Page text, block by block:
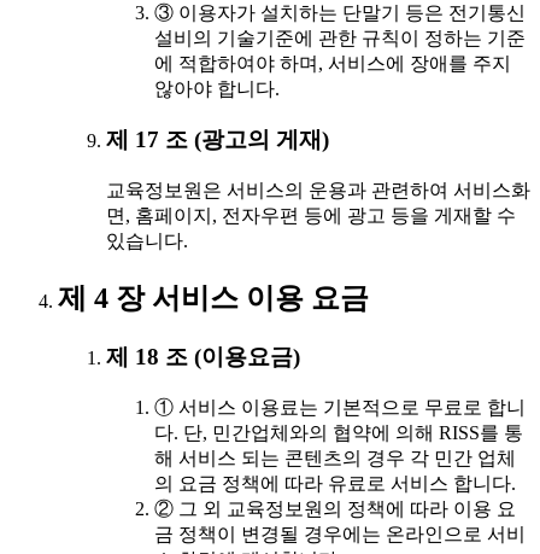
③ 이용자가 설치하는 단말기 등은 전기통신
설비의 기술기준에 관한 규칙이 정하는 기준
에 적합하여야 하며, 서비스에 장애를 주지
않아야 합니다.
제 17 조 (광고의 게재)
교육정보원은 서비스의 운용과 관련하여 서비스화
면, 홈페이지, 전자우편 등에 광고 등을 게재할 수
있습니다.
제 4 장 서비스 이용 요금
제 18 조 (이용요금)
① 서비스 이용료는 기본적으로 무료로 합니
다. 단, 민간업체와의 협약에 의해 RISS를 통
해 서비스 되는 콘텐츠의 경우 각 민간 업체
의 요금 정책에 따라 유료로 서비스 합니다.
② 그 외 교육정보원의 정책에 따라 이용 요
금 정책이 변경될 경우에는 온라인으로 서비